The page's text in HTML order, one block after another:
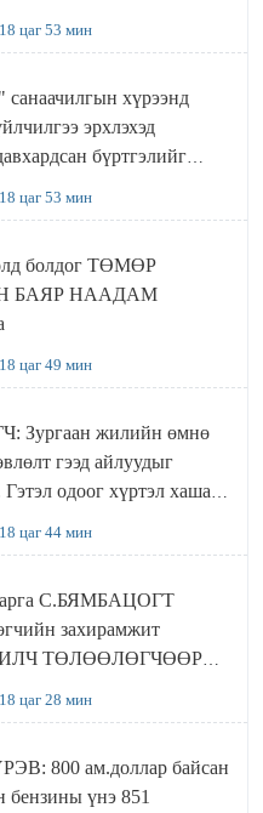
цаг 53 мин
санаачилгын хүрээнд
эрхлэхэд
бүртгэлийг
цаг 53 мин
болдог ТӨМӨР
БАЯР НААДАМ
цаг 49 мин
Зургаан жилийн өмнө
гээд айлуудыг
одоог хүртэл хашаа
цаг 44 мин
С.БЯМБАЦОГТ
захирамжит
ТӨЛӨӨЛӨГЧӨӨР
цаг 28 мин
800 ам.доллар байсан
бензины үнэ 851